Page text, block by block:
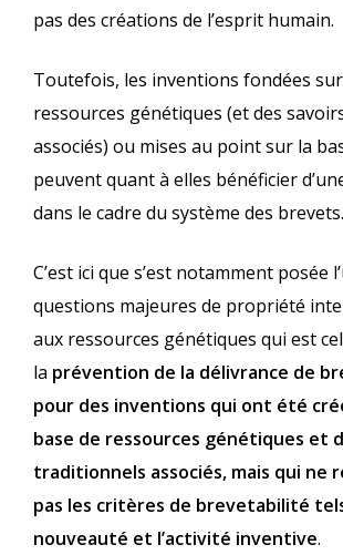
pas des créations de l’esprit humain.
Toutefois, les inventions fondées
ressources génétiques (et des
associés) ou mises au point sur la
peuvent quant à elles bénéficier
dans le cadre du système des brevets.
C’est ici que s’est notamment posée
questions majeures de propriété
aux ressources génétiques qui est
la prévention de la délivrance de
pour des inventions qui ont été
base de ressources génétiques et
traditionnels associés, mais qui ne
pas les critères de brevetabilité
nouveauté et l’activité inventive.